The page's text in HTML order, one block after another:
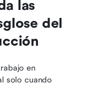
las
del
en
solo cuando